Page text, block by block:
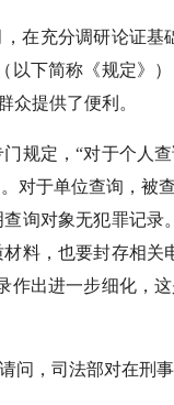
充分调研论证基
下简称《规定》
众提供了便利。
定，“对于个人
对于单位查询，被
询对象无犯罪记
料，也要封存相
出进一步细化，
，司法部对在刑事